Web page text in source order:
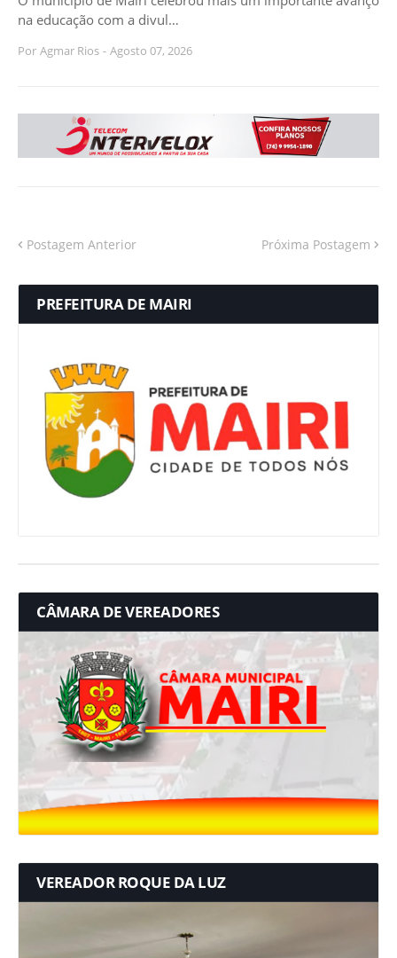
na educação com a divul…
Por Agmar Rios - Agosto 07, 2026
Postagem Anterior Próxima Postagem
PREFEITURA DE MAIRI
CÂMARA DE VEREADORES
VEREADOR ROQUE DA LUZ